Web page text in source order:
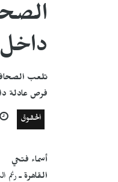
تلعب
فرص عادلة
الحقوق
أسماء فتحي
القاهرة ـ رغم